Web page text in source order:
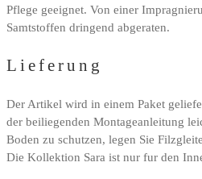
Pflege geeignet. Von einer
Samtstoffen dringend abgeraten.
Lieferung
Der Artikel wird in einem Paket
der beiliegenden Montageanleitung
Boden zu schutzen, legen Sie
Die Kollektion Sara ist nur fur den